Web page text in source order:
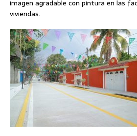
imagen agradable con pintura en las
viviendas.